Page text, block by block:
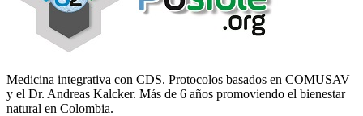
Medicina integrativa con CDS. Protocolos basados en COMUSAV
y el Dr. Andreas Kalcker. Más de 6 años promoviendo el bienestar
natural en Colombia.